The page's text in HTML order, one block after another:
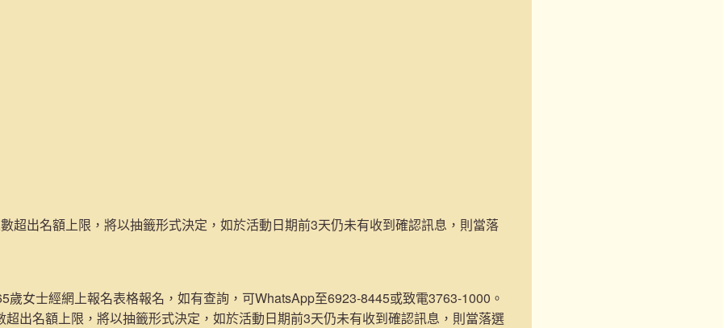
超出名額上限，將以抽籤形式決定，如於活動日期前3天仍未有收到確認訊息，則當落
歲女士經網上報名表格報名，如有查詢，可WhatsApp至6923-8445或致電3763-1000。
超出名額上限，將以抽籤形式決定，如於活動日期前3天仍未有收到確認訊息，則當落選